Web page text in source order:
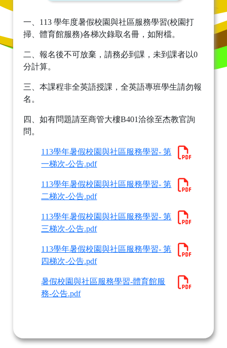
一、113 學年度暑假校園與社區服務學習(校園打
掃、體育館服務)各梯次錄取名冊，如附檔。
二、報名後不可放棄，請務必到課，未到課者以0
分計算。
三、本課程非全英語授課，全英語專班學生請勿報
名。
四、如有問題請至商管大樓B401洽徐至杰教官詢
問。
113學年暑假校園與社區服務學習- 第
一梯次-公告.pdf
113學年暑假校園與社區服務學習- 第
二梯次-公告.pdf
113學年暑假校園與社區服務學習- 第
三梯次-公告.pdf
113學年暑假校園與社區服務學習- 第
四梯次-公告.pdf
暑假校園與社區服務學習-體育館服
務-公告.pdf